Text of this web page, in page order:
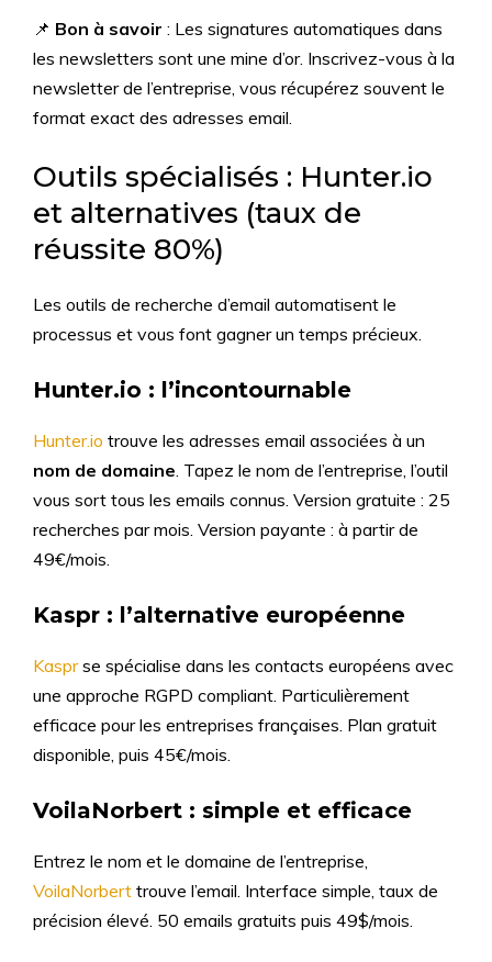
📌 Bon à savoir : Les signatures automatiques dans
les newsletters sont une mine d’or. Inscrivez-vous à la
newsletter de l’entreprise, vous récupérez souvent le
format exact des adresses email.
Outils spécialisés : Hunter.io
et alternatives (taux de
réussite 80%)
Les outils de recherche d’email automatisent le
processus et vous font gagner un temps précieux.
Hunter.io : l’incontournable
Hunter.io trouve les adresses email associées à un
nom de domaine. Tapez le nom de l’entreprise, l’outil
vous sort tous les emails connus. Version gratuite : 25
recherches par mois. Version payante : à partir de
49€/mois.
Kaspr : l’alternative européenne
Kasprse spécialise dans les contacts européens avec
une approche RGPD compliant. Particulièrement
efficace pour les entreprises françaises. Plan gratuit
disponible, puis 45€/mois.
VoilaNorbert : simple et efficace
Entrez le nom et le domaine de l’entreprise,
VoilaNorbert trouve l’email. Interface simple, taux de
précision élevé. 50 emails gratuits puis 49$/mois.